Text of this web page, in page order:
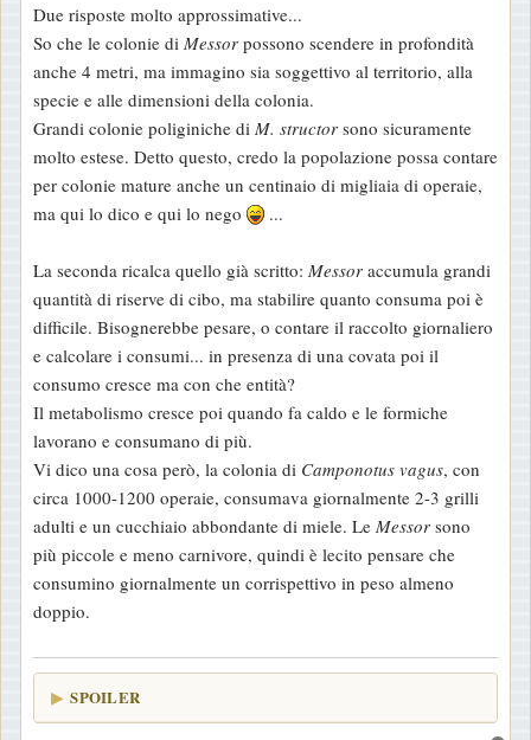
s
s
a
g
g
i
o
Due risposte molto approssimative...
So che le colonie di Messor possono scendere in profondità
anche 4 metri, ma immagino sia soggettivo al territorio, alla
specie e alle dimensioni della colonia.
Grandi colonie poliginiche di M. structor sono sicuramente
molto estese. Detto questo, credo la popolazione possa contare
per colonie mature anche un centinaio di migliaia di operaie,
ma qui lo dico e qui lo nego
...
La seconda ricalca quello già scritto: Messor accumula grandi
quantità di riserve di cibo, ma stabilire quanto consuma poi è
difficile. Bisognerebbe pesare, o contare il raccolto giornaliero
e calcolare i consumi... in presenza di una covata poi il
consumo cresce ma con che entità?
Il metabolismo cresce poi quando fa caldo e le formiche
lavorano e consumano di più.
Vi dico una cosa però, la colonia di Camponotus vagus, con
circa 1000-1200 operaie, consumava giornalmente 2-3 grilli
adulti e un cucchiaio abbondante di miele. Le Messor sono
più piccole e meno carnivore, quindi è lecito pensare che
consumino giornalmente un corrispettivo in peso almeno
doppio.
SPOILER